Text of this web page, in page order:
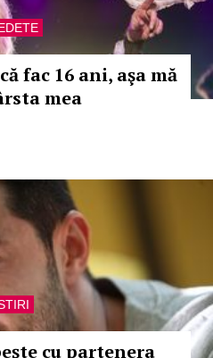
fac 16 ani, aşa mă
mea
cu partenera